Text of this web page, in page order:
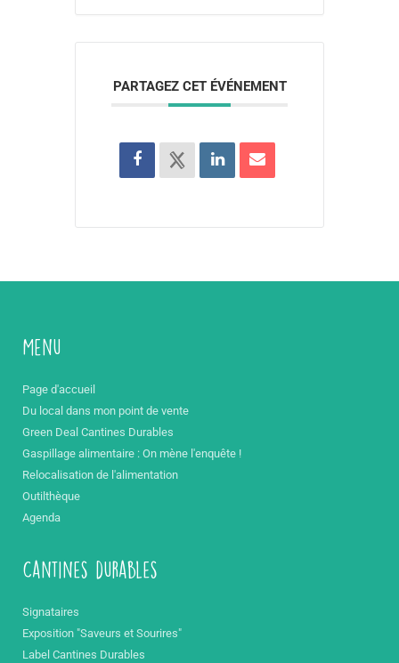
PARTAGEZ CET ÉVÉNEMENT
Menu
Page d'accueil
Du local dans mon point de vente
Green Deal Cantines Durables
Gaspillage alimentaire : On mène l'enquête !
Relocalisation de l'alimentation
Outilthèque
Agenda
Cantines durables
Signataires
Exposition "Saveurs et Sourires"
Label Cantines Durables